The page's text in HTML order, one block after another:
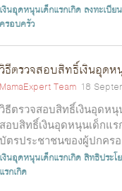
เงินอุดหนุนเด็กแรกเกิด ลงทะเบีย
ครอบครัว
วิธีตรวจสอบสิทธิ์เงินอุด
MamaExpert Team 18
วิธีตรวจสอบสิทธิ์เงินอุดหนุ
สอบสิทธิ์เงินอุดหนุนเด็กแร
บัตรประชาชนของผู้ปกคร
เงินอุดหนุนเด็กแรกเกิดสิทธิประโ
แรกเกิด